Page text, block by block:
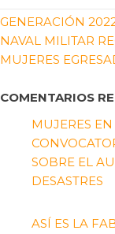
GENERACIÓN
NAVAL MILITAR
MUJERES
COMENTARIOS
MUJERES
SOBRE EL
DESASTRES
ASÍ ES LA